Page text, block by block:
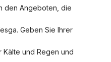
den Angeboten, die
. Geben Sie Ihrer
Kälte und Regen und